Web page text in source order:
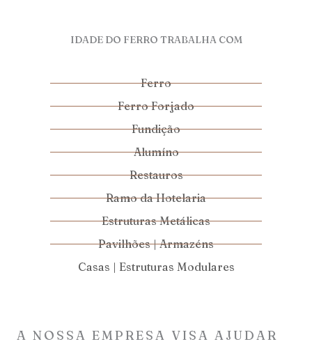
IDADE DO FERRO TRABALHA COM
Ferro
Ferro Forjado
Fundição
Alumíno
Restauros
Ramo da Hotelaria
Estruturas Metálicas
Pavilhões | Armazéns
Casas | Estruturas Modulares
A NOSSA EMPRESA VISA AJUDAR